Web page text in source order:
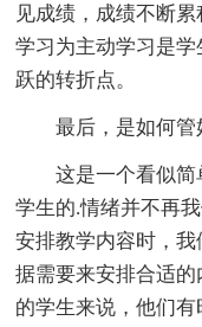
见成绩，成绩不断
学习为主动学习是
跃的转折点。
最后，是如何
这是一个看似简
学生的.情绪并不再
安排教学内容时，
据需要来安排合适
的学生来说，他们有